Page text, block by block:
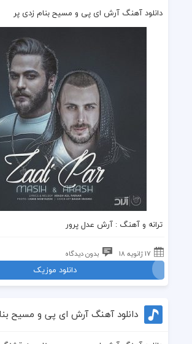
دانلود آهنگ آرش ای پی و مسیح بنام زدی پر
ترانه وآهنگ : آرش عدل پرور
17 ژانویه 18 بدون دیدگاه
دانلود موزیک